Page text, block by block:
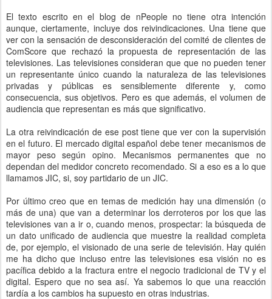
El texto escrito en el blog de nPeople no tiene otra intención
aunque, ciertamente, incluye dos reivindicaciones. Una tiene que
ver con la sensación de desconsideración del comité de clientes de
ComScore que rechazó la propuesta de representación de las
televisiones. Las televisiones consideran que que no pueden tener
un representante único cuando la naturaleza de las televisiones
privadas y públicas es sensiblemente diferente y, como
consecuencia, sus objetivos. Pero es que además, el volumen de
audiencia que representan es más que significativo.
La otra reivindicación de ese post tiene que ver con la supervisión
en el futuro. El mercado digital español debe tener mecanismos de
mayor peso según opino. Mecanismos permanentes que no
dependan del medidor concreto recomendado. Si a eso es a lo que
llamamos JIC, si, soy partidario de un JIC.
Por último creo que en temas de medición hay una dimensión (o
más de una) que van a determinar los derroteros por los que las
televisiones van a ir o, cuando menos, prospectar: la búsqueda de
un dato unificado de audiencia que muestre la realidad completa
de, por ejemplo, el visionado de una serie de televisión. Hay quién
me ha dicho que incluso entre las televisiones esa visión no es
pacífica debido a la fractura entre el negocio tradicional de TV y el
digital. Espero que no sea así. Ya sabemos lo que una reacción
tardía a los cambios ha supuesto en otras industrias.